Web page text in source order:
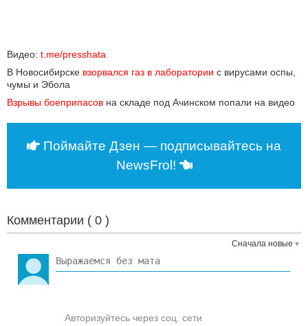
Видео: t.me/presshata
В Новосибирске взорвался газ в лаборатории с вирусами оспы,
чумы и Эбола
Взрывы боеприпасов на складе под Ачинском попали на видео
Поймайте Дзен — подписывайтесь на
NewsFrol!
Комментарии ( 0 )
Сначала новые
Авторизуйтесь через соц. сети